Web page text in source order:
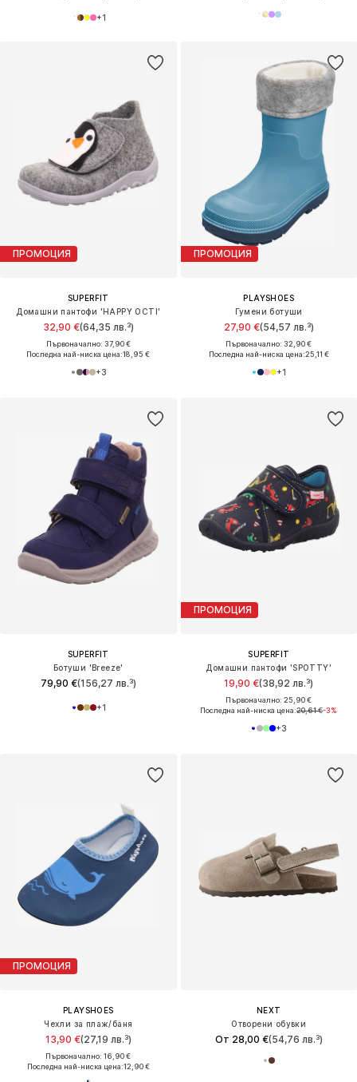
+1
ПРОМОЦИЯ
SUPERFIT
Домашни пантофи 'HAPPY OCTI'
32,90 €(64,35 лв.³)
Първоначално: 37,90 €
Последна най-ниска цена:18,95 €
+3
ПРОМОЦИЯ
PLAYSHOES
Гумени ботуши
27,90 €(54,57 лв.³)
Първоначално: 32,90 €
Последна най-ниска цена:25,11 €
+1
SUPERFIT
Ботуши 'Breeze'
79,90 €(156,27 лв.³)
+1
ПРОМОЦИЯ
SUPERFIT
Домашни пантофи 'SPOTTY'
19,90 €(38,92 лв.³)
Първоначално: 25,90 €
Последна най-ниска цена:20,61 €-3%
+3
ПРОМОЦИЯ
PLAYSHOES
Чехли за плаж/баня
13,90 €(27,19 лв.³)
Първоначално: 16,90 €
Последна най-ниска цена:12,90 €
NEXT
Отворени обувки
От 28,00 €(54,76 лв.³)